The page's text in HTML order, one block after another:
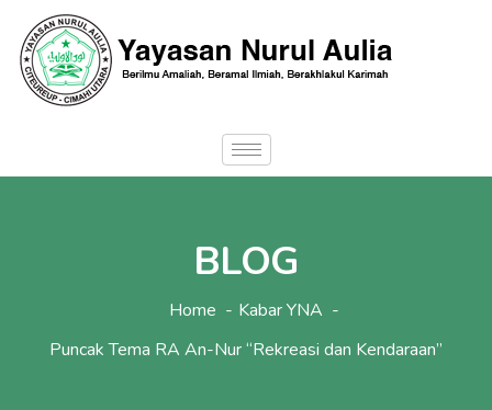
BLOG
Home
Kabar YNA
Puncak Tema RA An-Nur “Rekreasi dan Kendaraan”